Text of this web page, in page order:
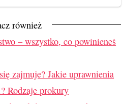
również
– wszystko, co powinieneś
zajmuje? Jakie uprawnienia
Rodzaje prokury